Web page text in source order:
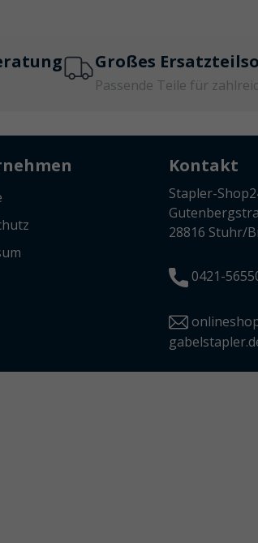
Großes
Passende Teile für
Kontakt
Stapler-
28816 Stuhr/
0421-